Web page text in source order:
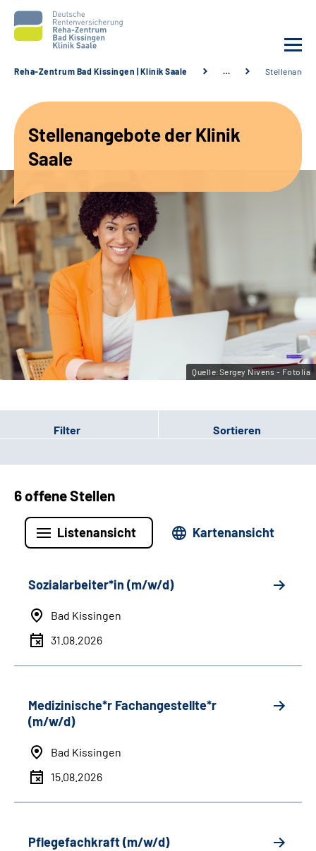
Unsere Angebote
Karriere
Sozialdienste & Zuweisende
Suche
Leichte Sprache
Gebärdensprache
Reha-Zentrum Bad Kissingen | Klinik Saale …
Stellenangebote der Klinik
Saale
Quelle:Sergey Nivens - Fotolia
Filter Sortieren
6 offene Stellen
Listenansicht Kartenansicht
Sozialarbeiter*in (m/w/d)
Bad Kissingen
31.08.2026
Medizinische*r Fachangestellte*r
(m/w/d)
Bad Kissingen
15.08.2026
Pflegefachkraft (m/w/d)